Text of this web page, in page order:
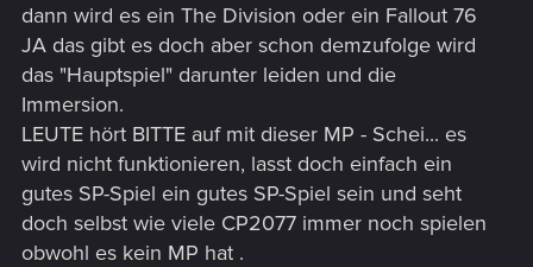
dann wird es ein The Division oder ein Fallout 76
JA das gibt es doch aber schon demzufolge wird
das "Hauptspiel" darunter leiden und die
Immersion.
LEUTE hört BITTE auf mit dieser MP - Schei... es
wird nicht funktionieren, lasst doch einfach ein
gutes SP-Spiel ein gutes SP-Spiel sein und seht
doch selbst wie viele CP2077 immer noch spielen
obwohl es kein MP hat .